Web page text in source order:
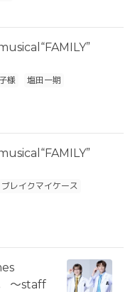
様
塩田一期
ブレイクマイケース
〜staff